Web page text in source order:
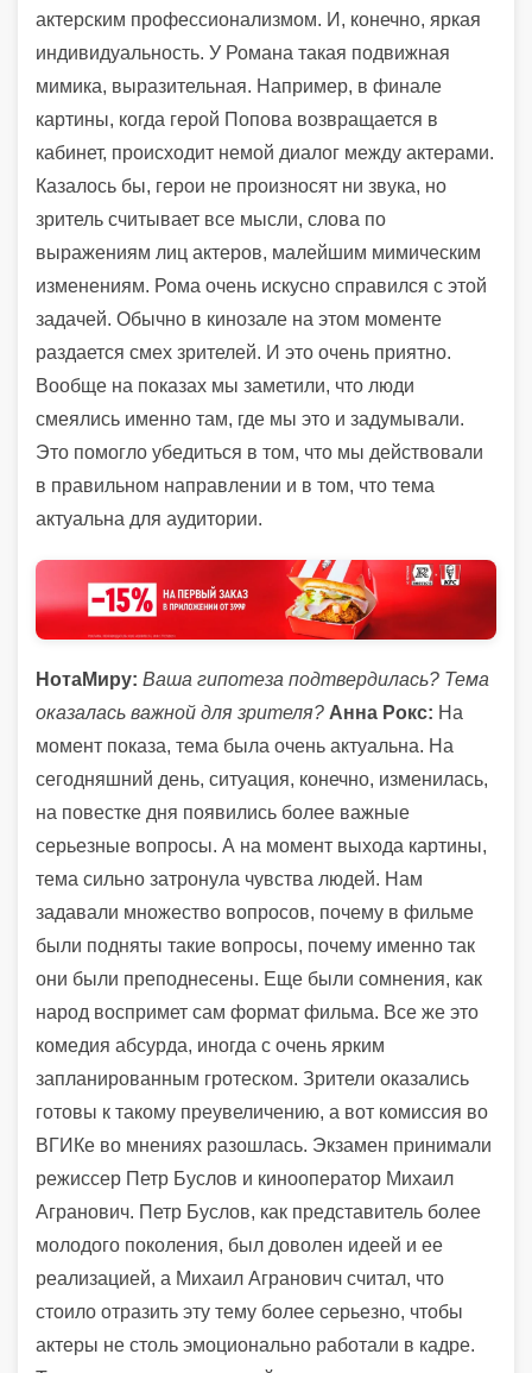
актерским профессионализмом. И, конечно, яркая
индивидуальность. У Романа такая подвижная
мимика, выразительная. Например, в финале
картины, когда герой Попова возвращается в
кабинет, происходит немой диалог между актерами.
Казалось бы, герои не произносят ни звука, но
зритель считывает все мысли, слова по
выражениям лиц актеров, малейшим мимическим
изменениям. Рома очень искусно справился с этой
задачей. Обычно в кинозале на этом моменте
раздается смех зрителей. И это очень приятно.
Вообще на показах мы заметили, что люди
смеялись именно там, где мы это и задумывали.
Это помогло убедиться в том, что мы действовали
в правильном направлении и в том, что тема
актуальна для аудитории.
НотаМиру: Ваша гипотеза подтвердилась? Тема
оказалась важной для зрителя? Анна Рокс: На
момент показа, тема была очень актуальна. На
сегодняшний день, ситуация, конечно, изменилась,
на повестке дня появились более важные
серьезные вопросы. А на момент выхода картины,
тема сильно затронула чувства людей. Нам
задавали множество вопросов, почему в фильме
были подняты такие вопросы, почему именно так
они были преподнесены. Еще были сомнения, как
народ воспримет сам формат фильма. Все же это
комедия абсурда, иногда с очень ярким
запланированным гротеском. Зрители оказались
готовы к такому преувеличению, а вот комиссия во
ВГИКе во мнениях разошлась. Экзамен принимали
режиссер Петр Буслов и кинооператор Михаил
Агранович. Петр Буслов, как представитель более
молодого поколения, был доволен идеей и ее
реализацией, а Михаил Агранович считал, что
стоило отразить эту тему более серьезно, чтобы
актеры не столь эмоционально работали в кадре.